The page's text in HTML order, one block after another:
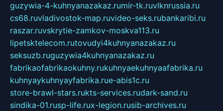
guzywia-4-kuhnyanazakaz.rumir-tk.ruvlknrussia.ru
cs68.ruvladivostok-map.ruvideo-seks.rubankaribi.ru
raszar.ruvskrytie-zamkov-moskva113.ru
lipetsktelecom.rutovudyi4kuhnyanazakaz.ru
seksuzb.ruguzywia4kuhnyanazakaz.ru
fabrikaofabrikaokuhny.rukuhnyaekuhnyaafabrika.ru
kuhnyaykuhnyayfabrika.rue-abis1c.ru
store-brawl-stars.rukts-services.rudark-sand.ru
sindika-01.rusp-life.rux-legion.rusib-archives.ru